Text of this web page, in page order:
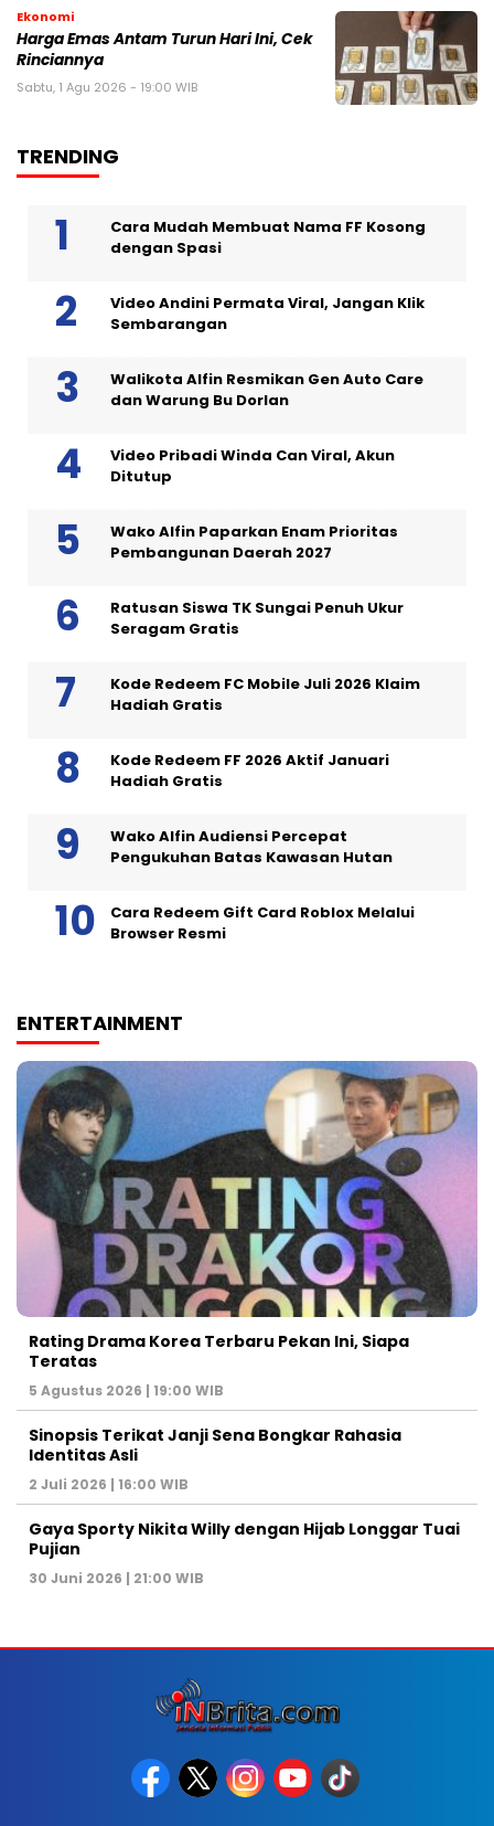
Ekonomi
Harga Emas Antam Turun Hari Ini, Cek
Rinciannya
Sabtu, 1 Agu 2026 - 19:00 WIB
TRENDING
Cara Mudah Membuat Nama FF Kosong
dengan Spasi
Video Andini Permata Viral, Jangan Klik
Sembarangan
Walikota Alfin Resmikan Gen Auto Care
dan Warung Bu Dorlan
Video Pribadi Winda Can Viral, Akun
Ditutup
Wako Alfin Paparkan Enam Prioritas
Pembangunan Daerah 2027
Ratusan Siswa TK Sungai Penuh Ukur
Seragam Gratis
Kode Redeem FC Mobile Juli 2026 Klaim
Hadiah Gratis
Kode Redeem FF 2026 Aktif Januari
Hadiah Gratis
Wako Alfin Audiensi Percepat
Pengukuhan Batas Kawasan Hutan
Cara Redeem Gift Card Roblox Melalui
Browser Resmi
ENTERTAINMENT
Rating Drama Korea Terbaru Pekan Ini, Siapa
Teratas
5 Agustus 2026 | 19:00 WIB
Sinopsis Terikat Janji Sena Bongkar Rahasia
Identitas Asli
2 Juli 2026 | 16:00 WIB
Gaya Sporty Nikita Willy dengan Hijab Longgar Tuai
Pujian
30 Juni 2026 | 21:00 WIB